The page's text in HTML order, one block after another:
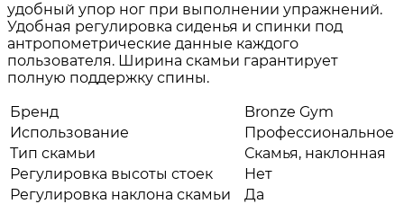
удобный упор ног при выполнении упражнений.
Удобная регулировка сиденья и спинки под
антропометрические данные каждого
пользователя. Ширина скамьи гарантирует
полную поддержку спины.
Бренд
Bronze Gym
Использование
Профессиональное
Тип скамьи
Скамья, наклонная
Регулировка высоты стоек
Нет
Регулировка наклона скамьи
Да